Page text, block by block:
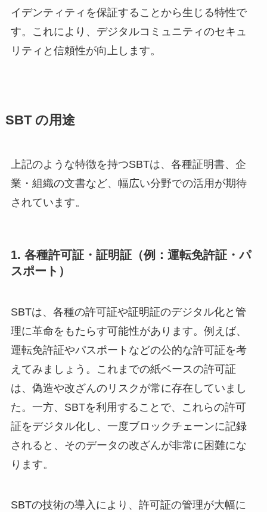
イデンティティを保証することから生じる特性で
す。これにより、デジタルコミュニティのセキュ
リティと信頼性が向上します。
SBT の用途
上記のような特徴を持つSBTは、各種証明書、企
業・組織の文書など、幅広い分野での活用が期待
されています。
1. 各種許可証・証明証（例：運転免許証・パ
スポート）
SBTは、各種の許可証や証明証のデジタル化と管
理に革命をもたらす可能性があります。例えば、
運転免許証やパスポートなどの公的な許可証を考
えてみましょう。これまでの紙ベースの許可証
は、偽造や改ざんのリスクが常に存在していまし
た。一方、SBTを利用することで、これらの許可
証をデジタル化し、一度ブロックチェーンに記録
されると、そのデータの改ざんが非常に困難にな
ります。
SBTの技術の導入により、許可証の管理が大幅に